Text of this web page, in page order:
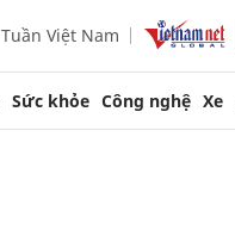
Tuần Việt Nam
Sức khỏe Công nghệ Xe